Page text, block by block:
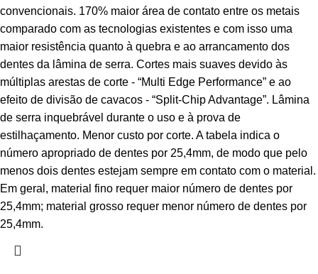
convencionais. 170% maior área de contato entre os metais
comparado com as tecnologias existentes e com isso uma
maior resistência quanto à quebra e ao arrancamento dos
dentes da lâmina de serra. Cortes mais suaves devido às
múltiplas arestas de corte - “Multi Edge Performance” e ao
efeito de divisão de cavacos - “Split-Chip Advantage”. Lâmina
de serra inquebrável durante o uso e à prova de
estilhaçamento. Menor custo por corte. A tabela indica o
número apropriado de dentes por 25,4mm, de modo que pelo
menos dois dentes estejam sempre em contato com o material.
Em geral, material fino requer maior número de dentes por
25,4mm; material grosso requer menor número de dentes por
25,4mm.